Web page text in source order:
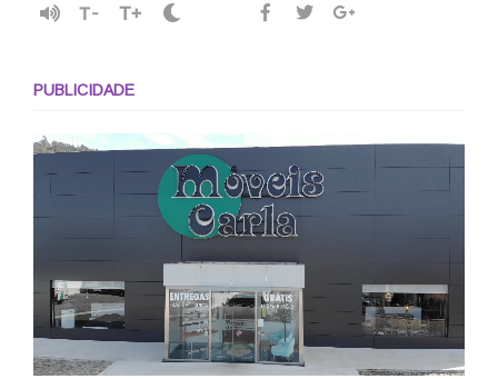
T- T+
PUBLICIDADE